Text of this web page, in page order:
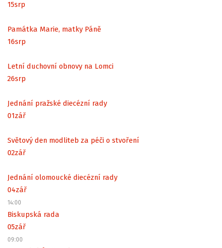
15srp
Památka Marie, matky Páně
16srp
Letní duchovní obnovy na Lomci
26srp
Jednání pražské diecézní rady
01zář
Světový den modliteb za péči o stvoření
02zář
Jednání olomoucké diecézní rady
04zář
14:00
Biskupská rada
05zář
09:00